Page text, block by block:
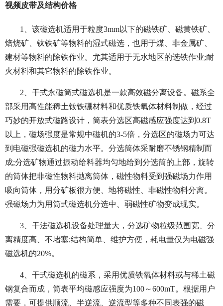
视频皮带及结构价格
1、该磁选机适用于粒度3mm以下的磁铁矿、磁黄铁矿、
焙烧矿、钛铁矿等物料的湿式磁选，也用于煤、非金属矿、
建材等物料的除铁作业。尤其适用于无水地区的选铁作业;耐
火材料和其它物料的除铁作业。
2、干式永磁筒式磁选机是一款高效磁分离设备。磁系全
部采用高性能稀土钕铁硼材料和优质铁氧体材料制做，经过
巧妙的开放式磁路设计，筒表分选区高磁感应强度达到0.8T
以上，磁场强度是常规中磁机的3-5倍，分选区的磁场力可达
到电磁强磁选机的磁力水平。分选筒体采耐磨不锈钢精制而
成;分选矿物通过振动给料器均匀地给到分选筒的上部，旋转
的筒体把非磁性物料抛离筒体，磁性物料受到强磁场力作用
吸向筒体，用分矿板很方便、地将磁性、非磁性物料分离。
强磁场力为用筒式磁选机分选中、弱磁性矿物变成现实。
3、干法磁选机设备处理量大，分选矿物粒级范围宽、分
离精度高、不堵塞;结构简单、维护方便，耗电量仅为电磁强
磁选机的20%。
4、干式磁选机的磁系，采用优质铁氧体材料或与稀土磁
钢复合而成，筒表平均磁感应强度为100～600mT。根据用户
需要，可提供顺流、半逆流、逆流型等多种不同表强的磁